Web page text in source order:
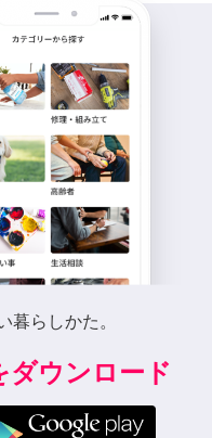
暮らしかた。
ダウンロード